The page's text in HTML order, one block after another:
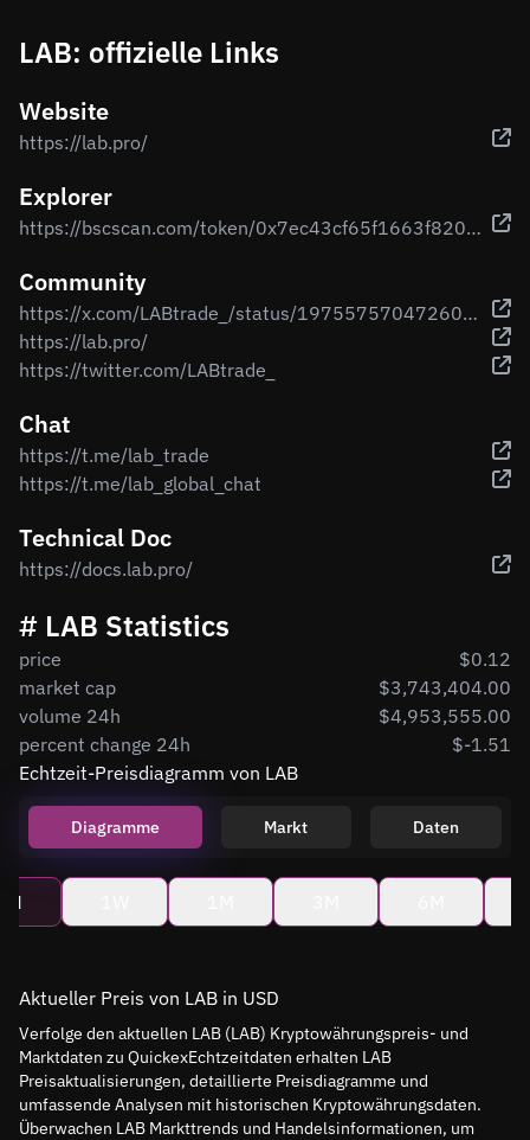
LAB: offizielle Links
Website
https://lab.pro/
Explorer
https://bscscan.com/token/0x7ec43cf65f1663f820427c62a5780b8f2e25593a
Community
https://x.com/LABtrade_/status/1975575704726085663
https://lab.pro/
https://twitter.com/LABtrade_
Chat
https://t.me/lab_trade
https://t.me/lab_global_chat
Technical Doc
https://docs.lab.pro/
# LAB Statistics
price
$0.12
market cap
$3,743,404.00
volume 24h
$4,953,555.00
percent change 24h
$-1.51
Echtzeit-Preisdiagramm von LAB
Diagramme Markt Daten
Aktueller Preis von LAB in USD
Verfolge den aktuellen LAB (LAB) Kryptowährungspreis- und
Marktdaten zu QuickexEchtzeitdaten erhalten LAB
Preisaktualisierungen, detaillierte Preisdiagramme und
umfassende Analysen mit historischen Kryptowährungsdaten.
Überwachen LAB Markttrends und Handelsinformationen, um